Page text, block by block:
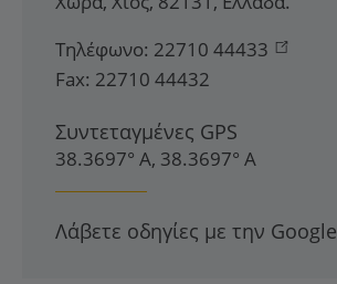
Τηλέφωνο: 22710 44433
Fax: 22710 44432
Συντεταγμένες GPS
38.3697° Α, 38.3697° Α
Λάβετε οδηγίες με την Google